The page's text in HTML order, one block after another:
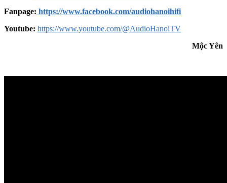
Fanpage: https://www.facebook.com/audiohanoihifi
Youtube: https://www.youtube.com/@AudioHanoiTV
Mộc Yên